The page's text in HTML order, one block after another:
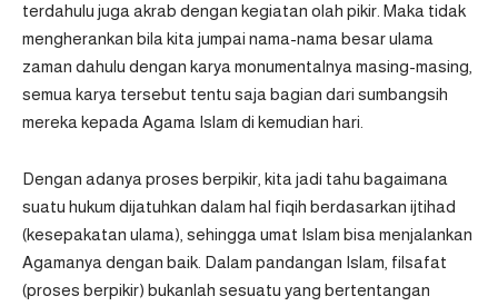
terdahulu juga akrab dengan kegiatan olah pikir. Maka tidak
mengherankan bila kita jumpai nama-nama besar ulama
zaman dahulu dengan karya monumentalnya masing-masing,
semua karya tersebut tentu saja bagian dari sumbangsih
mereka kepada Agama Islam di kemudian hari.
Dengan adanya proses berpikir, kita jadi tahu bagaimana
suatu hukum dijatuhkan dalam hal fiqih berdasarkan ijtihad
(kesepakatan ulama), sehingga umat Islam bisa menjalankan
Agamanya dengan baik. Dalam pandangan Islam, filsafat
(proses berpikir) bukanlah sesuatu yang bertentangan